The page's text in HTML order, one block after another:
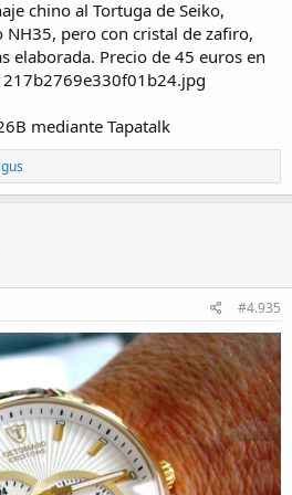
chino al Tortuga de Seiko,
pero con cristal de zafiro,
elaborada. Precio de 45 euros en
mediante Tapatalk
#4.935